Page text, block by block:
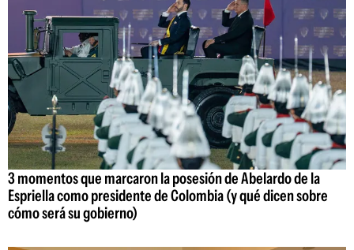
3 momentos que marcaron la posesión de Abelardo de la
Espriella como presidente de Colombia (y qué dicen sobre
cómo será su gobierno)